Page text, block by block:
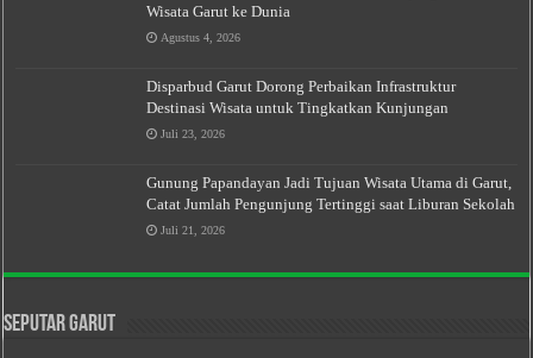
Wisata Garut ke Dunia
Agustus 4, 2026
Disparbud Garut Dorong Perbaikan Infrastruktur
Destinasi Wisata untuk Tingkatkan Kunjungan
Juli 23, 2026
Gunung Papandayan Jadi Tujuan Wisata Utama di Garut,
Catat Jumlah Pengunjung Tertinggi saat Liburan Sekolah
Juli 21, 2026
Seputar Garut